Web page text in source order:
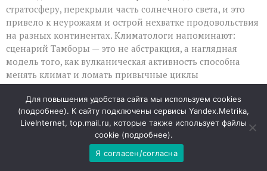
стратосферу, перекрыли часть солнечного света, и это
привело к неурожаям и острой нехватке продовольствия
на разных континентах. Климатологи напоминают:
сценарий Тамборы — это не абстракция, а наглядная
модель того, как вулканическая активность способна
менять климат и ломать привычные циклы
выращивания урожая.
Цепная реакция: от пепла до пустых прилавков
Если супервулкан вроде Йеллоустоуна начнёт мощное
извержение, эффект окажется куда масштабнее
Для повышения удобства сайта мы используем cookies
(подробнее). К сайту подключены сервисы Yandex.Metrika,
LiveInternet, top.mail.ru, которые также использует файлы
cookie (подробнее).
Я согласен/согласна